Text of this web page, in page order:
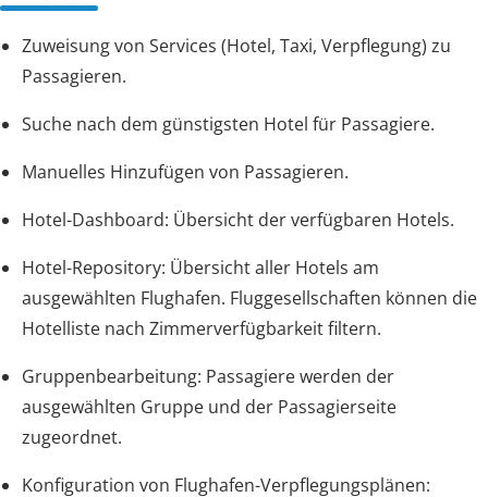
Zuweisung von Services (Hotel, Taxi, Verpflegung) zu
Passagieren.
Suche nach dem günstigsten Hotel für Passagiere.
Manuelles Hinzufügen von Passagieren.
Hotel-Dashboard: Übersicht der verfügbaren Hotels.
Hotel-Repository: Übersicht aller Hotels am
ausgewählten Flughafen. Fluggesellschaften können die
Hotelliste nach Zimmerverfügbarkeit filtern.
Gruppenbearbeitung: Passagiere werden der
ausgewählten Gruppe und der Passagierseite
zugeordnet.
Konfiguration von Flughafen-Verpflegungsplänen: